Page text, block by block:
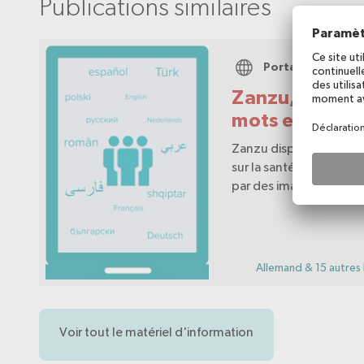
Publications similaires
Zanzu, mon
mots et en
Portail web
Zanzu dispense des
sur la santé sexuelle
par des images et des
simples, facilitant ainsi
communication sur
consultation.
Allemand & 15 autres
Voir tout le matériel d'information